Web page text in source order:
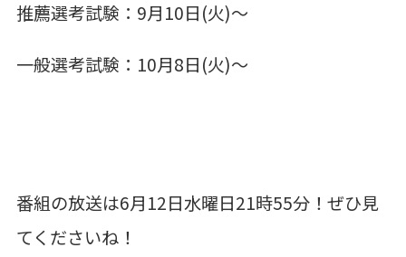
推薦選考試験：9月10日(火)～
一般選考試験：10月8日(火)～
番組の放送は6月12日水曜日21時55分！ぜひ見
てくださいね！